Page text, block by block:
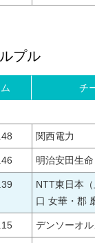
プル
チ
関西電力
明治安田生命
NTT東日本
口 女華・郡
デンソーオル